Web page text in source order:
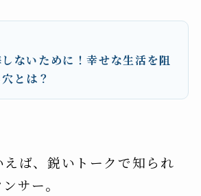
ないために！幸せな生活を阻
とは？
ば、鋭いトークで知られ
サー。